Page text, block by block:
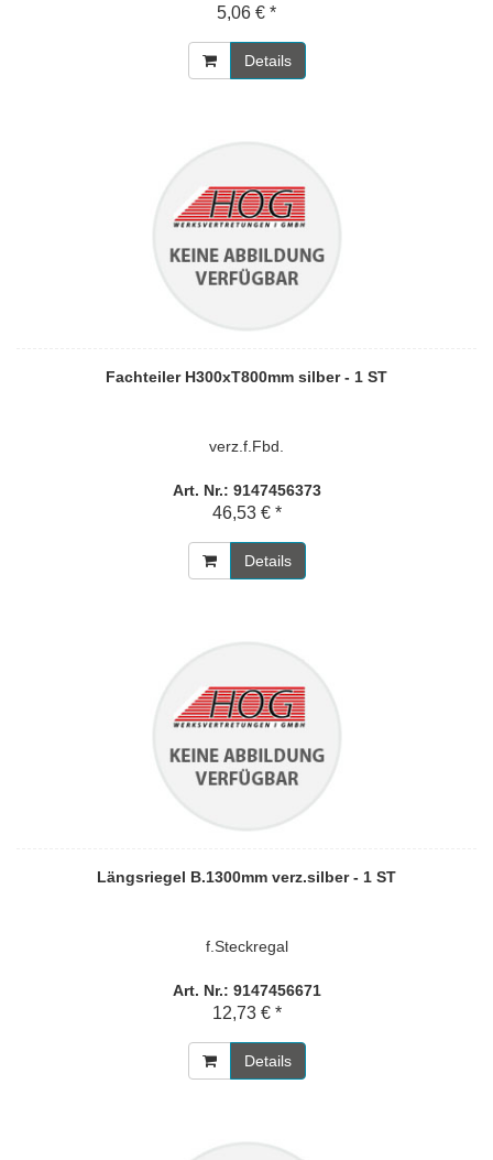
5,06 € *
Details
Fachteiler H300xT800mm silber - 1 ST
verz.f.Fbd.
Art. Nr.: 9147456373
46,53 € *
Details
Längsriegel B.1300mm verz.silber - 1 ST
f.Steckregal
Art. Nr.: 9147456671
12,73 € *
Details